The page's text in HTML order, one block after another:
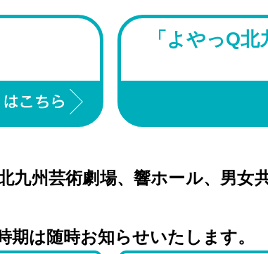
「よやっQ
九州芸術劇場、響ホール、男女
期は随時お知らせいたします。